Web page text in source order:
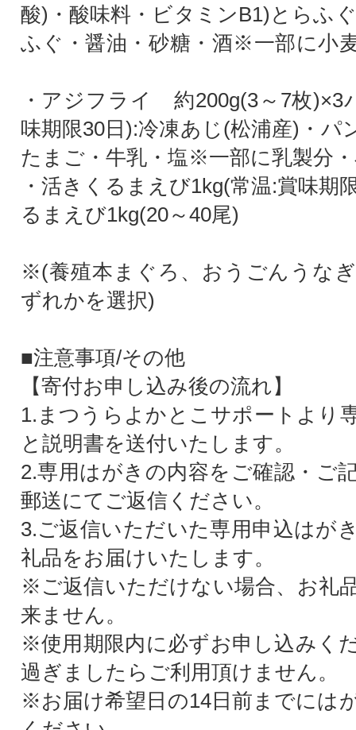
酸)・酸味料・ビタミンB1)とらふ
ふぐ・醤油・砂糖・酒※一部に小
・アジフライ 約200g(3～7枚)×3
味期限30日):冷凍あじ(松浦産)・パ
たまご・牛乳・塩※一部に乳製分
・活きくるまえび1kg(常温:賞味
るまえび1kg(20～40尾)
※(養殖本まぐろ、おうごんうな
ずれかを選択)
■注意事項/その他
【寄付お申し込み後の流れ】
1.まつうらよかとこサポートより
と説明書を送付いたします。
2.専用はがきの内容をご確認・ご
郵送にてご返信ください。
3.ご返信いただいた専用申込はが
礼品をお届けいたします。
※ご返信いただけない場合、お礼
来ません。
※使用期限内に必ずお申し込みく
過ぎましたらご利用頂けません。
※お届け希望日の14日前までには